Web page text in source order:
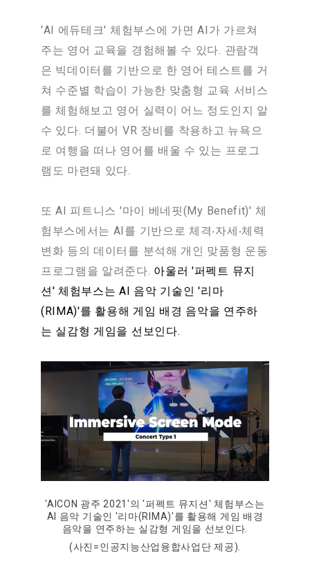
'AI 에듀테크' 체험부스에 가면 AI가 가르쳐
주는 영어 교육을 경험해볼 수 있다. 관람객
은 빅데이터를 기반으로 한 영어 테스트를 거
쳐 수준별 학습이 가능한 맞춤형 교육 서비스
를 체험해보고 영어 실력이 어느 정도인지 알
수 있다. 더불어 VR 장비를 착용하고 뉴욕으
로 여행을 떠나 영어를 배울 수 있는 프로그
램도 마련돼 있다.
또 AI 피트니스 '마이 베네핏(My Benefit)' 체
험부스에서는 AI를 기반으로 체격‧자세‧체력
변화 등의 데이터를 분석해 개인 맞품형 운동
프로그램을 알려준다. 아울러 '퍼펙트 뮤지
션' 체험부스는 AI 음악 기술인 '리마
(RIMA)'를 활용해 게임 배경 음악을 연주하
는 실감형 게임을 선보인다.
'AICON 광주 2021'의 '퍼펙트 뮤지션' 체험부스는
AI 음악 기술인 '리마(RIMA)'를 활용해 게임 배경
음악을 연주하는 실감형 게임을 선보인다.
(사진=인공지능산업융합사업단 제공).